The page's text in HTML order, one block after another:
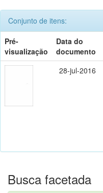
Conjunto de itens:
Pré-
visualização
Data do
documento
28-jul-2016
Busca facetada